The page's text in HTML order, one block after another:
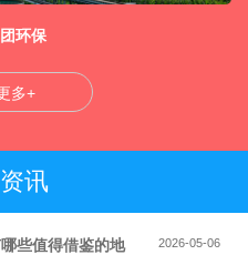
环保
多+
讯
些值得借鉴的地
2026-05-06